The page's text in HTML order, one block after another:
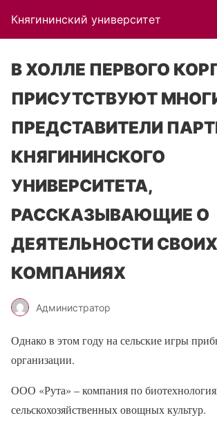
Княгининский университет
В ХОЛЛЕ ПЕРВОГО
ПРИСУТСТВУЮТ
ПРЕДСТАВИТЕЛИ
КНЯГИНИНСКОГО
УНИВЕРСИТЕТА,
РАССКАЗЫВАЮЩИЕ О
ДЕЯТЕЛЬНОСТИ СВОИХ
КОМПАНИЯХ
Администратор
Однако в этом году на сельские игры
организации.
ООО «Рута» – компания по
сельскохозяйственных овощных культур.